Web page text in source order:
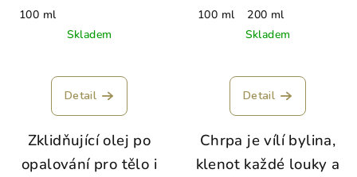
100 ml
Skladem
Detail
Zklidňující olej po
opalování pro tělo i
100 ml
200 ml
Skladem
Detail
Chrpa je vílí bylina,
klenot každé louky a